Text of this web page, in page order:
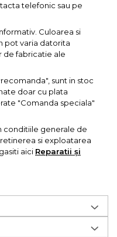
telefonic sau pe
Culoarea si
pot varia datorita
de fabricatie ale
sunt in stoc
doar cu plata
"Comanda speciala"
conditiile generale de
si exploatarea
aici Reparatii și